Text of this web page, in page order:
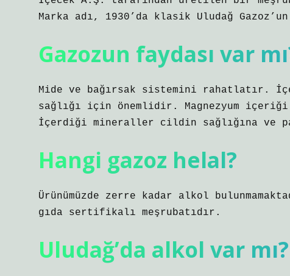
Marka adı, 1930’da klasik Uludağ
Gazozun faydası var
Mide ve bağırsak sistemini rahatlatır.
sağlığı için önemlidir. Magnezyum
İçerdiği mineraller cildin sağlığına ve
Hangi gazoz helal?
Ürünümüzde zerre kadar alkol
gıda sertifikalı meşrubatıdır.
Uludağ’da alkol var mı?